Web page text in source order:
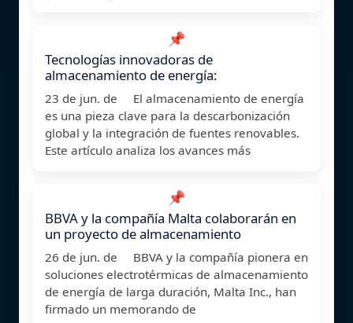
📌
Tecnologías innovadoras de
almacenamiento de energía:
23 de jun. de El almacenamiento de energía
es una pieza clave para la descarbonización
global y la integración de fuentes renovables.
Este artículo analiza los avances más
📌
BBVA y la compañía Malta colaborarán en
un proyecto de almacenamiento
26 de jun. de BBVA y la compañía pionera en
soluciones electrotérmicas de almacenamiento
de energía de larga duración, Malta Inc., han
firmado un memorando de